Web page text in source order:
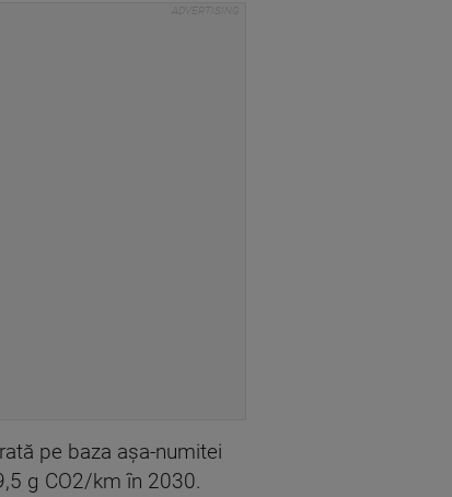
pe baza aşa-numitei
g CO2/km în 2030.